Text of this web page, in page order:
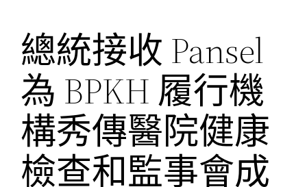
總統接收 Pansel
為 BPKH 履行機
構秀傳醫院健康
檢查和監事會成